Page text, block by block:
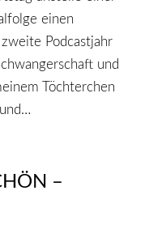
einen
Podcastjahr
und
Töchterchen
–